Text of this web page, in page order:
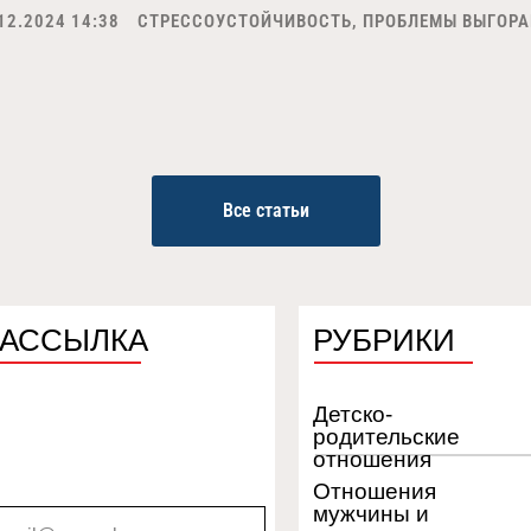
14:38 СТРЕССОУСТОЙЧИВОСТЬ, ПРОБЛЕМЫ
Все статьи
РУБРИКИ
Детско-
родительские
отношения
Отношения
мужчины и